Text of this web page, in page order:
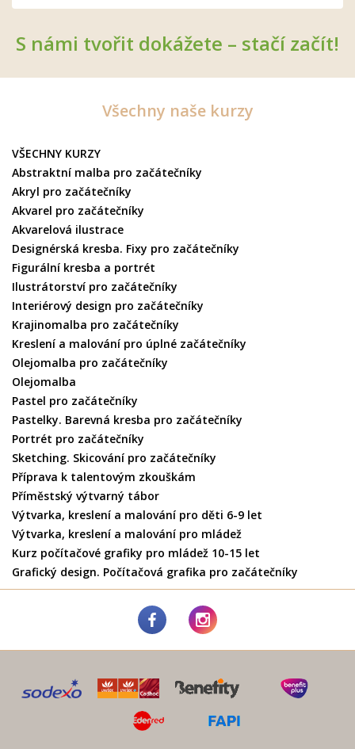
S námi tvořit dokážete – stačí začít!
Všechny naše kurzy
VŠECHNY KURZY
Abstraktní malba pro začátečníky
Akryl pro začátečníky
Akvarel pro začátečníky
Akvarelová ilustrace
Designérská kresba. Fixy pro začátečníky
Figurální kresba a portrét
Ilustrátorství pro začátečníky
Interiérový design pro začátečníky
Krajinomalba pro začátečníky
Kreslení a malování pro úplné začátečníky
Olejomalba pro začátečníky
Olejomalba
Pastel pro začátečníky
Pastelky. Barevná kresba pro začátečníky
Portrét pro začátečníky
Sketching. Skicování pro začátečníky
Příprava k talentovým zkouškám
Příměstský výtvarný tábor
Výtvarka, kreslení a malování pro děti 6-9 let
Výtvarka, kreslení a malování pro mládež
Kurz počítačové grafiky pro mládež 10-15 let
Grafický design. Počítačová grafika pro začátečníky